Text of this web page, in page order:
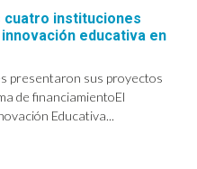
cuatro instituciones
educativa en
presentaron sus proyectos
de financiamientoEl
Educativa...